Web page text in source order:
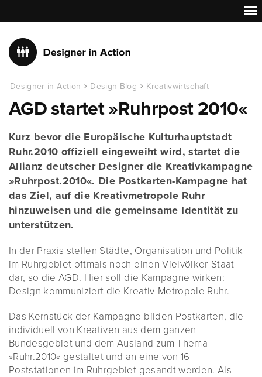
Designer in Action Design-Blog Kreativwirtschaft
AGD startet »Ruhrpost 2010«
Kurz bevor die Europäische Kulturhauptstadt
Ruhr.2010 offiziell eingeweiht wird, startet die
Allianz deutscher Designer die Kreativkampagne
»Ruhrpost.2010«. Die Postkarten-Kampagne hat
das Ziel, auf die Kreativmetropole Ruhr
hinzuweisen und die gemeinsame Identität zu
unterstützen.
In der Praxis stellen Städte, Organisation und Politik
im Ruhrgebiet oftmals noch einen Vielvölker-Staat
dar, so die AGD. Hier soll die Kampagne wirken:
Design kommuniziert die Kreativ-Metropole Ruhr.
Das Kernstück der Kampagne bilden Postkarten, die
individuell von Kreativen aus dem ganzen
Bundesgebiet und dem Ausland zum Thema
»Ruhr.2010« gestaltet und an eine von 16
Poststationen im Ruhrgebiet gesandt werden. Als